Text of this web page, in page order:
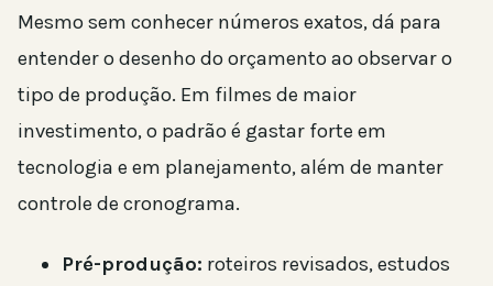
Mesmo sem conhecer números exatos, dá para
entender o desenho do orçamento ao observar o
tipo de produção. Em filmes de maior
investimento, o padrão é gastar forte em
tecnologia e em planejamento, além de manter
controle de cronograma.
Pré-produção: roteiros revisados, estudos